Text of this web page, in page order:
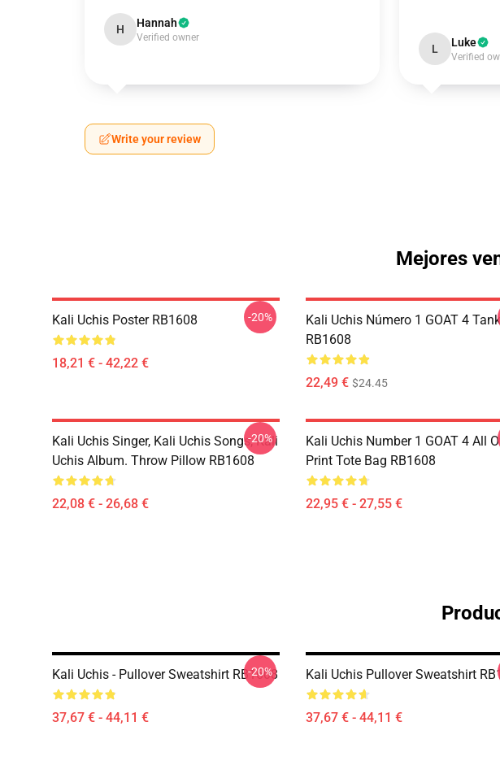
H Hannah
Verified owner
L Luke
Verified
Write your review
Mejores
Kali Uchis Poster RB1608
18,21 € - 42,22 €
-20%
Kali Uchis Número 1 GOAT 4
RB1608
22,49 € $24.45
Kali Uchis Singer, Kali Uchis Songs, Kali
Uchis Album. Throw Pillow RB1608
22,08 € - 26,68 €
-20%
Kali Uchis Number 1 GOAT 4 All
Print Tote Bag RB1608
22,95 € - 27,55 €
Kali Uchis - Pullover Sweatshirt RB1608
37,67 € - 44,11 €
-20% Kali Uchis Pullover Sweatshirt
37,67 € - 44,11 €